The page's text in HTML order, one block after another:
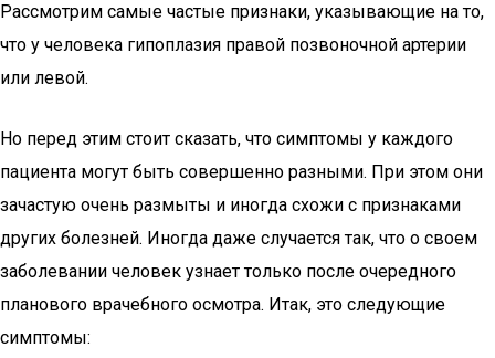
Рассмотрим самые частые признаки, указывающие на то,
что у человека гипоплазия правой позвоночной артерии
или левой.
Но перед этим стоит сказать, что симптомы у каждого
пациента могут быть совершенно разными. При этом они
зачастую очень размыты и иногда схожи с признаками
других болезней. Иногда даже случается так, что о своем
заболевании человек узнает только после очередного
планового врачебного осмотра. Итак, это следующие
симптомы: